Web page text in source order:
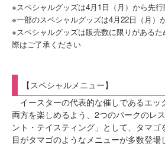
※スペシャルグッズは4月1日（月）から先
※一部のスペシャルグッズは4月22日（月）
※スペシャルグッズは販売数に限りがある
際はご了承ください
【スペシャルメニュー】
イースターの代表的な催しであるエッ
両方を楽しめるよう、2つのパークのレ
ント・テイスティング」として、タマゴ
目がタマゴのようなメニューが多数登場